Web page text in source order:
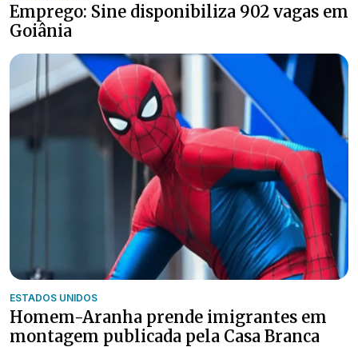
Emprego: Sine disponibiliza 902 vagas em
Goiânia
ESTADOS UNIDOS
Homem-Aranha prende imigrantes em
montagem publicada pela Casa Branca